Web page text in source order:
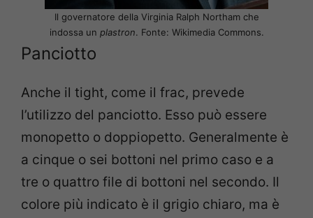
Il governatore della Virginia Ralph Northam che
indossa un plastron. Fonte: Wikimedia Commons.
Panciotto
Anche il tight, come il frac, prevede
l’utilizzo del panciotto. Esso può essere
monopetto o doppiopetto. Generalmente è
a cinque o sei bottoni nel primo caso e a
tre o quattro file di bottoni nel secondo. Il
colore più indicato è il grigio chiaro, ma è